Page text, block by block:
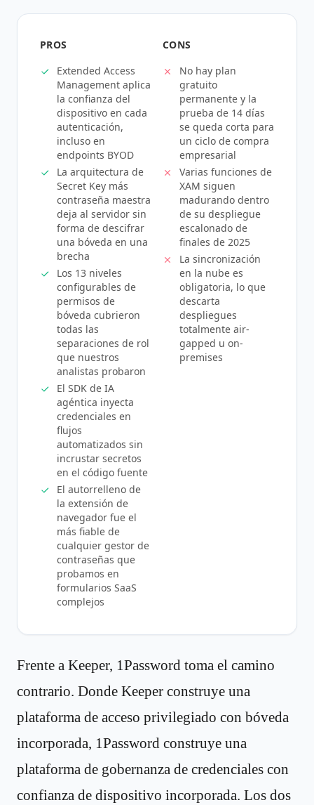
PROS
Extended Access
Management aplica
la confianza del
dispositivo en cada
autenticación,
incluso en
endpoints BYOD
La arquitectura de
Secret Key más
contraseña maestra
deja al servidor sin
forma de descifrar
una bóveda en una
brecha
Los 13 niveles
configurables de
permisos de
bóveda cubrieron
todas las
separaciones de rol
que nuestros
analistas probaron
El SDK de IA
agéntica inyecta
credenciales en
flujos
automatizados sin
incrustar secretos
en el código fuente
El autorrelleno de
la extensión de
navegador fue el
más fiable de
cualquier gestor de
contraseñas que
probamos en
formularios SaaS
complejos
CONS
No hay plan
gratuito
permanente y la
prueba de 14 días
se queda corta para
un ciclo de compra
empresarial
Varias funciones de
XAM siguen
madurando dentro
de su despliegue
escalonado de
finales de 2025
La sincronización
en la nube es
obligatoria, lo que
descarta
despliegues
totalmente air-
gapped u on-
premises
Frente a Keeper, 1Password toma el camino
contrario. Donde Keeper construye una
plataforma de acceso privilegiado con bóveda
incorporada, 1Password construye una
plataforma de gobernanza de credenciales con
confianza de dispositivo incorporada. Los dos